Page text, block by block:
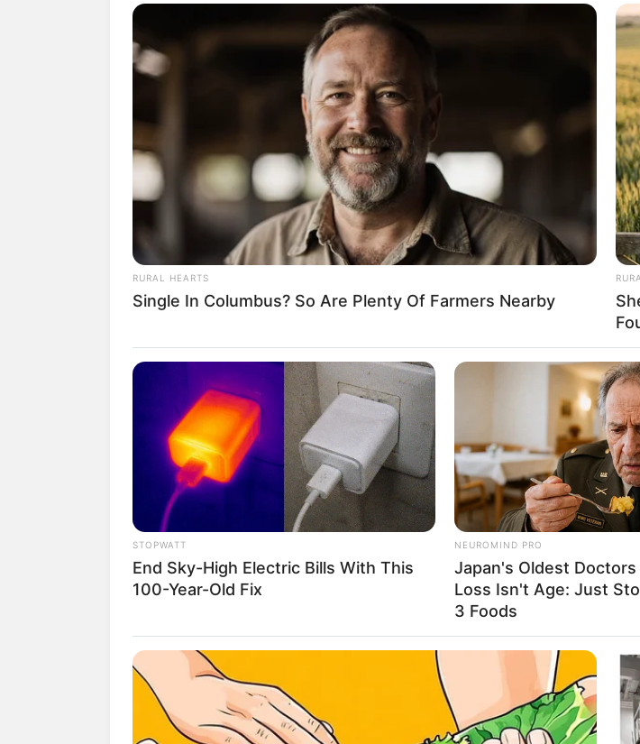
10 OOTD Sepedaan untuk
Wanita, Nyaman dan
Penulis:mira |23 Juli 2022
SHARE TWEET WHATSAPP TELEGRAM LINE
Semenjak pandemi, bersepeda menjadi salah satu olahraga yang banyak
RURAL HEARTS
Single In Columbus? So Are Plenty Of Farmers Nearby
STOPWATT
End Sky-High Electric Bills With This
100-Year-Old Fix
NEUROMIND PRO
Japan's Oldest
Loss Isn't Age: Just
3 Foods